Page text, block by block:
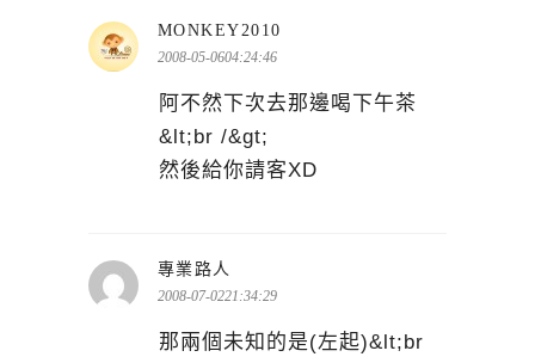
MONKEY2010
2008-05-0604:24:46
阿不然下次去那邊喝下午茶
&lt;br /&gt;
然後給你請客XD
專業路人
示:
2008-07-0221:34:29
那兩個未知的是(左起)&lt;br